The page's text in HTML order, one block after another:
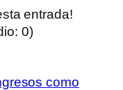
entrada!
0)
como